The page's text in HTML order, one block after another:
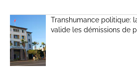
Transhumance politique:
valide les démissions de